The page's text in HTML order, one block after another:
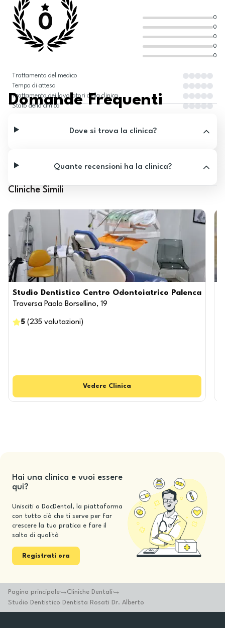
0
0
0
0
0
0
Trattamento del medico
Tempo di attesa
Trattamento dei lavoratori della clinica
Stato della clinica
Domande Frequenti
Dove si trova la clinica?
Quante recensioni ha la clinica?
Cliniche Simili
Studio Dentistico Centro Odontoiatrico Palenca
Traversa Paolo Borsellino, 19
5 ( 235 valutazioni )
Vedere Clinica
Hai una clinica e vuoi essere
qui?
Unisciti a DocDental, la piattaforma
con tutto ciò che ti serve per far
crescere la tua pratica e fare il
salto di qualità
Registrati ora
Pagina principale
Cliniche Dentali
Studio Dentistico Dentista Rosati Dr. Alberto